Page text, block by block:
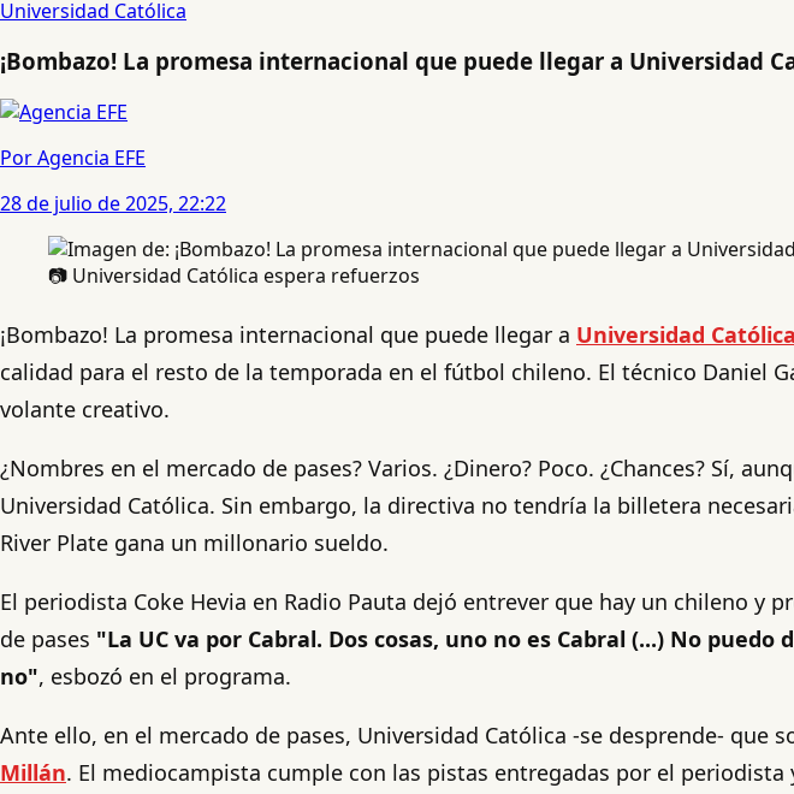
Universidad Católica
¡Bombazo! La promesa internacional que puede llegar a Universidad
Por Agencia EFE
28 de julio de 2025, 22:22
📷 Universidad Católica espera refuerzos
¡Bombazo! La promesa internacional que puede llegar a Universidad Católica
calidad para el resto de la temporada en el fútbol chileno. El técnico Daniel
volante creativo.
¿Nombres en el mercado de pases? Varios. ¿Dinero? Poco. ¿Chances? Sí,
Universidad Católica. Sin embargo, la directiva no tendría la billetera
River Plate gana un millonario sueldo.
El periodista Coke Hevia en Radio Pauta dejó entrever que hay un chileno y
de pases "La UC va por Cabral. Dos cosas, uno no es Cabral (...) No
no", esbozó en el programa.
Ante ello, en el mercado de pases, Universidad Católica -se desprende-
Millán. El mediocampista cumple con las pistas entregadas por el